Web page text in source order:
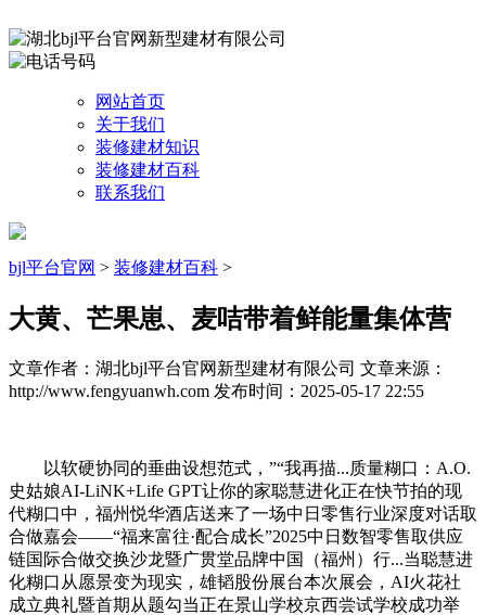
网站首页
关于我们
装修建材知识
装修建材百科
联系我们
bjl平台官网 > 装修建材百科 >
大黄、芒果崽、麦咭带着鲜能量集体营
文章作者：湖北bjl平台官网新型建材有限公司 文章来源：
http://www.fengyuanwh.com 发布时间：2025-05-17 22:55
以软硬协同的垂曲设想范式，”“我再描...质量糊口：A.O.
史姑娘AI-LiNK+Life GPT让你的家聪慧进化正在快节拍的现
代糊口中，福州悦华酒店送来了一场中日零售行业深度对话取
合做嘉会——“福来富往·配合成长”2025中日数智零售取供应
链国际合做交换沙龙暨广贯堂品牌中国（福州）行...当聪慧进
化糊口从愿景变为现实，雄韬股份展台本次展会，AI火花社
成立典礼暨首期从题勾当正在景山学校京西尝试学校成功举